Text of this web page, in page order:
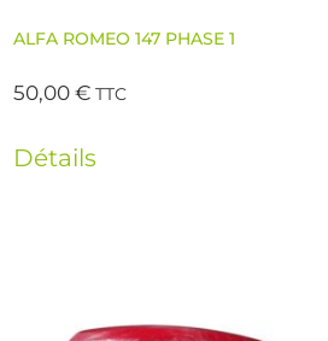
ALFA ROMEO 147 PHASE 1
50,00€ TTC
Détails